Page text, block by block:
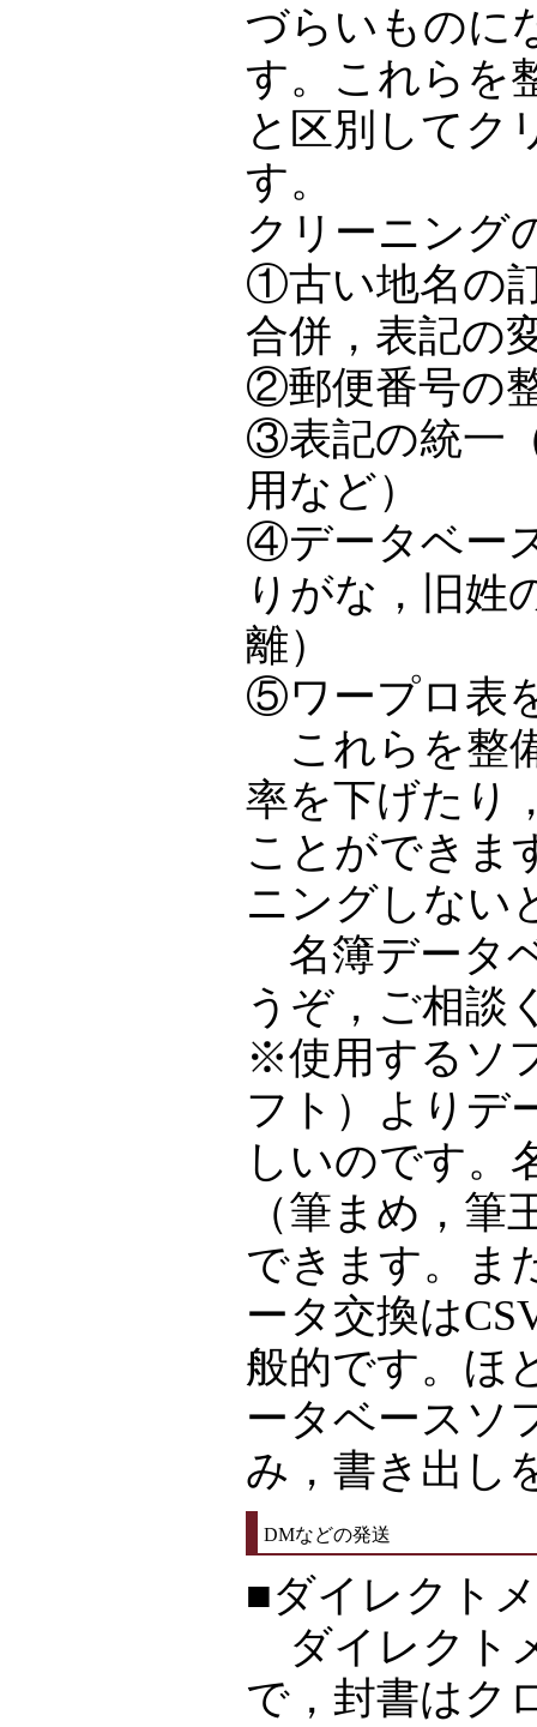
づらいものに
す。これらを
と区別してク
す。
クリーニング
①古い地名の
合併，表記の
②郵便番号の
③表記の統一
用など）
④データベー
りがな，旧姓
離）
⑤ワープロ表
これらを整
率を下げたり
ことができま
ニングしない
名簿データ
うぞ，ご相談
※使用するソ
フト）よりデ
しいのです。
（筆まめ，
できます。ま
ータ交換は
般的です。ほ
ータベースソ
み，書き出し
DMなどの発送
■ダイレクト
ダイレクト
で，封書はク